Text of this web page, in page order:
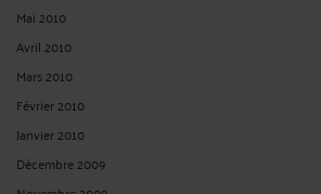
Mai 2010
Avril 2010
Mars 2010
Février 2010
Janvier 2010
Décembre 2009